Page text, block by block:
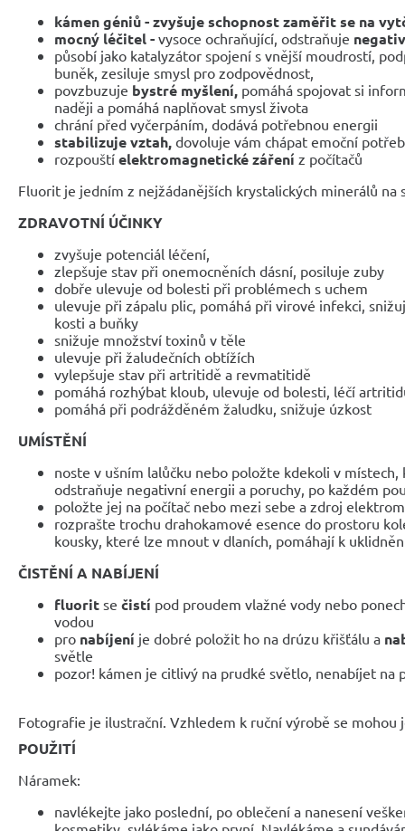
kámen géniů - zvyšuje schopnost zaměřit se na
mocný léčitel - vysoce ochraňující, odstraňuje
působí jako katalyzátor spojení s vnější moudrostí,
buněk, zesiluje smysl pro zodpovědnost,
povzbuzuje bystré myšlení, pomáhá spojovat si
naději a pomáhá naplňovat smysl života
chrání před vyčerpáním, dodává potřebnou energii
stabilizuje vztah, dovoluje vám chápat emoční
rozpouští elektromagnetické záření z počítačů
Fluorit je jedním z nejžádanějších krystalických minerálů na
ZDRAVOTNÍ ÚČINKY
zvyšuje potenciál léčení,
zlepšuje stav při onemocněních dásní, posiluje zuby
dobře ulevuje od bolesti při problémech s uchem
ulevuje při zápalu plic, pomáhá při virové infekci,
kosti a buňky
snižuje množství toxinů v těle
ulevuje při žaludečních obtížích
vylepšuje stav při artritidě a revmatitidě
pomáhá rozhýbat kloub, ulevuje od bolesti, léčí
pomáhá při podrážděném žaludku, snižuje úzkost
UMÍSTĚNÍ
noste v ušním lalůčku nebo položte kdekoli v
odstraňuje negativní energii a poruchy, po každém
položte jej na počítač nebo mezi sebe a zdroj
rozprašte trochu drahokamové esence do prostoru
kousky, které lze mnout v dlaních, pomáhají k
ČISTĚNÍ A NABÍJENÍ
fluorit se čistí pod proudem vlažné vody nebo
vodou
pro nabíjení je dobré položit ho na drúzu křišťálu a
světle
pozor! kámen je citlivý na prudké světlo, nenabíjet na
Fotografie je ilustrační. Vzhledem k ruční výrobě se
POUŽITÍ
Náramek:
navlékejte jako poslední, po oblečení a nanesení